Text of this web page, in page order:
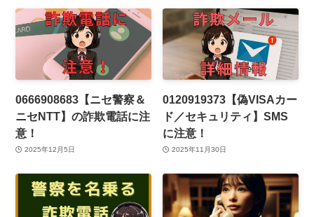
0666908683【ニセ警察＆
ニセNTT】の詐欺電話に注
意！
2025年12月5日
0120919373【偽VISAカー
ド／セキュリティ】SMS
に注意！
2025年11月30日